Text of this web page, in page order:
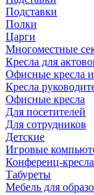
Подставки
Полки
Царги
Многоместные
Кресла для
Офисные кресла и
Кресла
Офисные кресла
Для посетителей
Для сотрудников
Детские
Игровые
Конференц-кресла
Табуреты
Мебель для